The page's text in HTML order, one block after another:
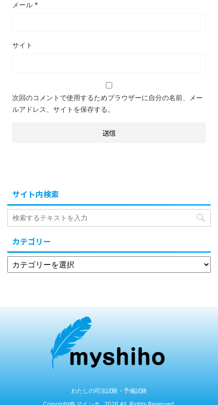
メール *
サイト
次回のコメントで使用するためブラウザーに自分の名前、メー
ルアドレス、サイトを保存する。
サイト内検索
カテゴリー
わたしの司法試験・予備試験